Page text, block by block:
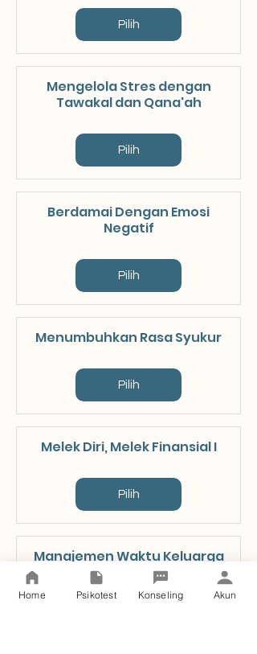
Healthy Way
Pilih
Mengelola Stres dengan
Tawakal dan Qana'ah
Pilih
Berdamai Dengan Emosi
Negatif
Pilih
Menumbuhkan Rasa Syukur
Pilih
Melek Diri, Melek Finansial I
Pilih
Manajemen Waktu Keluarga
Home Psikotest Konseling Akun